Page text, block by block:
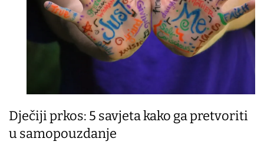
Dječiji prkos: 5 savjeta kako ga pretvoriti
u samopouzdanje